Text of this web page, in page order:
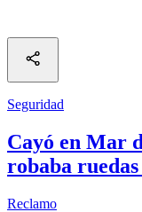
Seguridad
Cayó en Mar
robaba
Reclamo